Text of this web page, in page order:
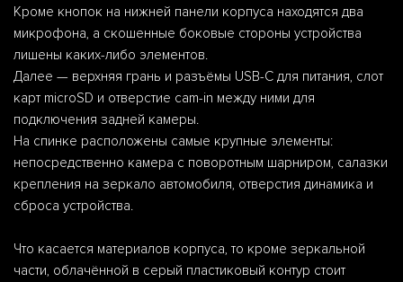
Кроме кнопок на нижней панели корпуса находятся два
микрофона, а скошенные боковые стороны устройства
лишены каких-либо элементов.
Далее — верхняя грань и разъёмы USB-С для питания, слот
карт microSD и отверстие cam-in между ними для
подключения задней камеры.
На спинке расположены самые крупные элементы:
непосредственно камера с поворотным шарниром, салазки
крепления на зеркало автомобиля, отверстия динамика и
сброса устройства.
Что касается материалов корпуса, то кроме зеркальной
части, облачённой в серый пластиковый контур стоит